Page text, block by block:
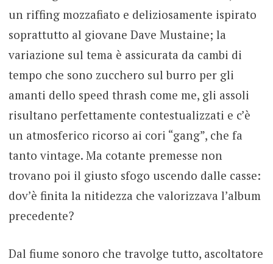
un riffing mozzafiato e deliziosamente ispirato
soprattutto al giovane Dave Mustaine; la
variazione sul tema è assicurata da cambi di
tempo che sono zucchero sul burro per gli
amanti dello speed thrash come me, gli assoli
risultano perfettamente contestualizzati e c’è
un atmosferico ricorso ai cori “gang”, che fa
tanto vintage. Ma cotante premesse non
trovano poi il giusto sfogo uscendo dalle casse:
dov’è finita la nitidezza che valorizzava l’album
precedente?
Dal fiume sonoro che travolge tutto, ascoltatore